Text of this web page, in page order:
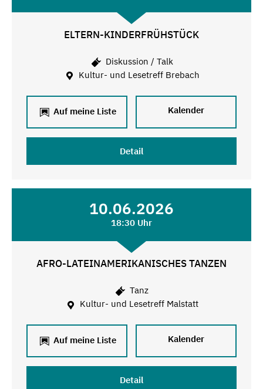
ELTERN-KINDERFRÜHSTÜCK
Diskussion / Talk
Kultur- und Lesetreff Brebach
Auf meine Liste Kalender
Detail
10.06.2026
18:30 Uhr
AFRO-LATEINAMERIKANISCHES TANZEN
Tanz
Kultur- und Lesetreff Malstatt
Auf meine Liste Kalender
Detail